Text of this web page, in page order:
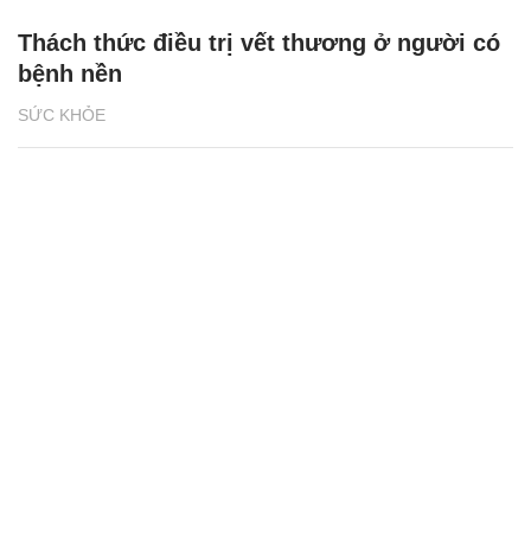
SỨC KHỎE
Thách thức điều trị vết thương ở người có
bệnh nền